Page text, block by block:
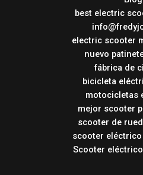
best electric
electric scooter
nuevo
fábrica de
bicicleta
motocicletas
mejor scooter
scooter de
scooter
Scooter